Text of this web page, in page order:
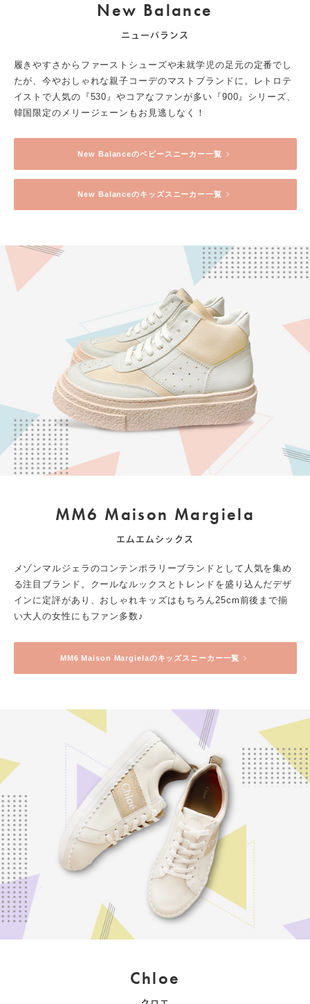
New Balance
ニューバランス
履きやすさからファーストシューズや未就学児の足元の定番でし
たが、今やおしゃれな親子コーデのマストブランドに。レトロテ
イストで人気の『530』やコアなファンが多い『900』シリーズ、
韓国限定のメリージェーンもお見逃しなく！
New Balanceのベビースニーカー一覧
New Balanceのキッズスニーカー一覧
MM6 Maison Margiela
エムエムシックス
メゾンマルジェラのコンテンポラリーブランドとして人気を集め
る注目ブランド。クールなルックスとトレンドを盛り込んだデザ
インに定評があり、おしゃれキッズはもちろん25cm前後まで揃
い大人の女性にもファン多数♪
MM6Maison Margielaのキッズスニーカー一覧
Chloe